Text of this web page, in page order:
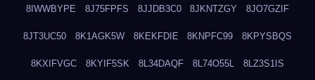
8IWWBYPE 8J75FPFS 8JJDB3C0 8JKNTZGY 8JO7GZIF
8JT3UC50 8K1AGK5W 8KEKFDIE 8KNPFC99 8KPYSBQS
8KXIFVGC 8KYIF5SK 8L34DAQF 8L74O55L 8LZ3S1IS